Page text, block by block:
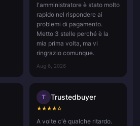
l'amministratore è stato molto
rapido nel rispondere ai
problemi di pagamento.
Metto 3 stelle perché è la
mia prima volta, ma vi
ringrazio comunque.
Aug 6, 2026
T Trustedbuyer
★★★★☆
A volte c'è qualche ritardo.